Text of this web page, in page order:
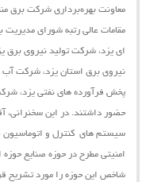
مقامات عالی رتبه شورای مدیریت
ای یزد، شرکت تولید نیروی برق
نیروی برق استان یزد، شرکت
پخش فرآورده های نفتی یزد،
حضور داشتند. در این سخنرانی،
سیستم ‌های کنترل و اتوماسیون
امنیتی مطرح در حوزه صنایع
شاخص این حوزه را مورد تشریح